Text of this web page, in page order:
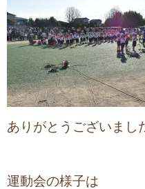
ありがとうございまし
運動会の様子は